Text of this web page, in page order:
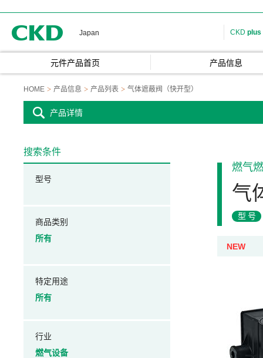
Japan CKD plus
元件产品首页 产品信息
HOME 产品信息 产品列表 气体遮蔽阀（快开型）
产品详情
燃气
气
型号
NEW
搜索条件
型号
商品类别
所有
特定用途
所有
行业
燃气设备